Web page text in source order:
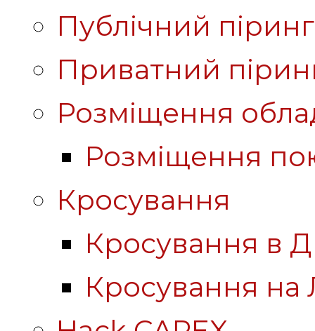
Публічний піринг
Приватний
Розміщення
Розміщення
Кросування
Кросування в
Кросування на